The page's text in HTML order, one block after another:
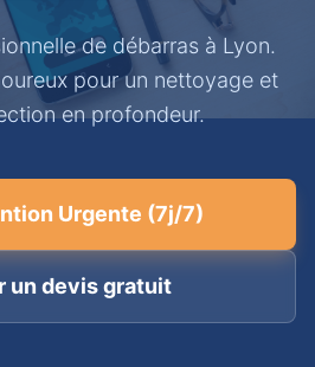
de débarras à Lyon.
pour un nettoyage et
en profondeur.
Urgente (7j/7)
un devis gratuit